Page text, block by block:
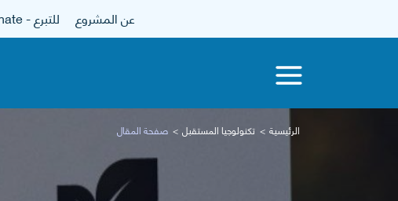
عن المشروع للتبرع - donate
الرئيسية تكنولوجيا المستقبل صفحة المقال